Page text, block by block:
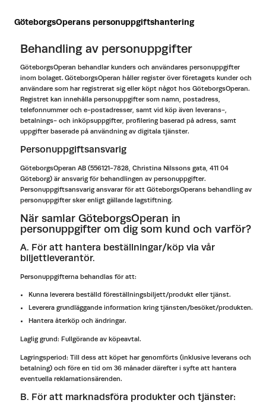
GöteborgsOperans personuppgiftshantering
Behandling av personuppgifter
GöteborgsOperan behandlar kunders och användares personuppgifter
inom bolaget. GöteborgsOperan håller register över företagets kunder och
användare som har registrerat sig eller köpt något hos GöteborgsOperan.
Registret kan innehålla personuppgifter som namn, postadress,
telefonnummer och e-postadresser, samt vid köp även leverans-,
betalnings- och inköpsuppgifter, profilering baserad på adress, samt
uppgifter baserade på användning av digitala tjänster.
Personuppgiftsansvarig
GöteborgsOperan AB (556121-7828, Christina Nilssons gata, 411 04
Göteborg) är ansvarig för behandlingen av personuppgifter.
Personuppgiftsansvarig ansvarar för att GöteborgsOperans behandling av
personuppgifter sker enligt gällande lagstiftning.
När samlar GöteborgsOperan in
personuppgifter om dig som kund och varför?
A. För att hantera beställningar/köp via vår
biljettleverantör.
Personuppgifterna behandlas för att:
Kunna leverera beställd föreställningsbiljett/produkt eller tjänst.
Leverera grundläggande information kring tjänsten/besöket/produkten.
Hantera återköp och ändringar.
Laglig grund: Fullgörande av köpeavtal.
Lagringsperiod: Till dess att köpet har genomförts (inklusive leverans och
betalning) och före en tid om 36 månader därefter i syfte att hantera
eventuella reklamationsärenden.
B. För att marknadsföra produkter och tjänster: